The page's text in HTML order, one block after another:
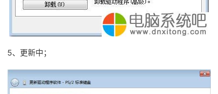
5、更新中；